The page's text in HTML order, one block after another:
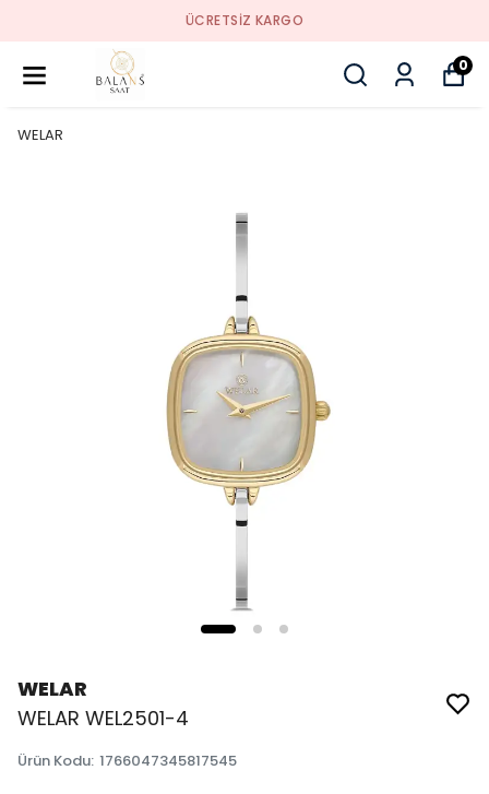
ÜCRETSIZ KARGO
0
WELAR
WELAR
WELAR WEL2501-4
Ürün Kodu: 1766047345817545